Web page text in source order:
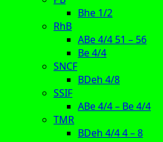
Bhe 1/2
RhB
ABe 4/4 51 – 56
Be 4/4
SNCF
BDeh 4/8
SSIF
ABe 4/4 – Be 4/4
TMR
BDeh 4/4 4 – 8